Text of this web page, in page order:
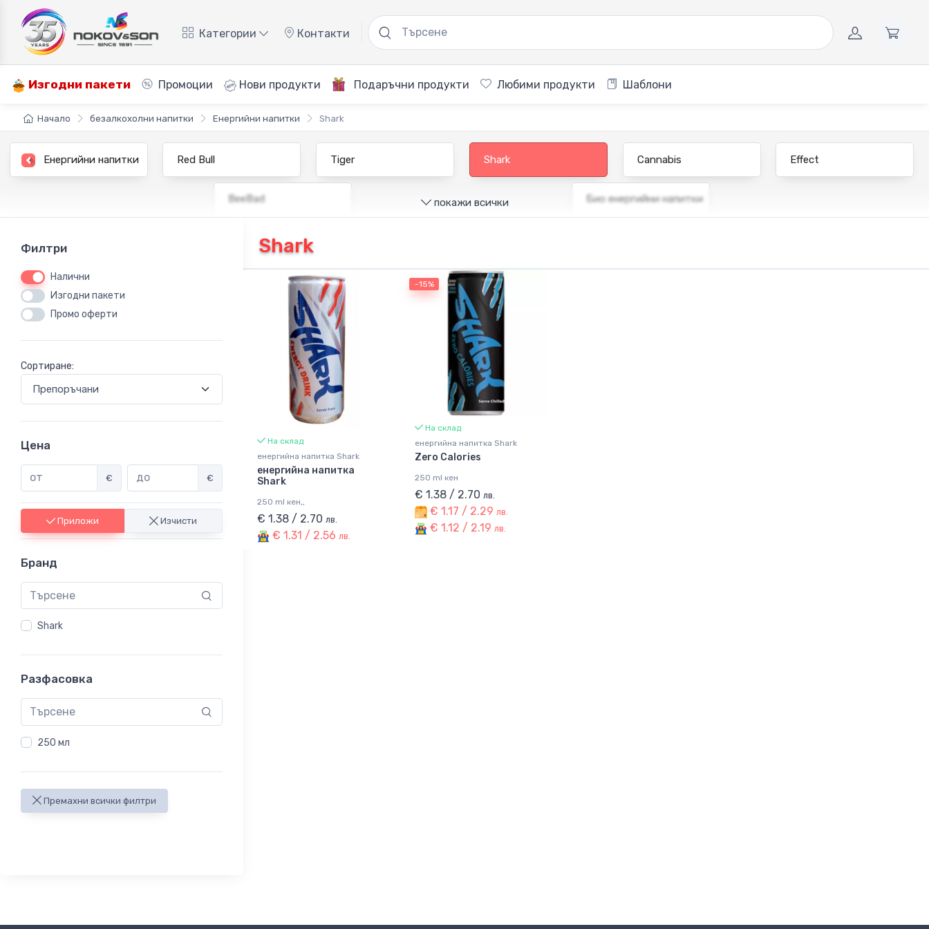
Категории Контакти
Изгодни пакети Промоции Нови продукти Подаръчни продукти Любими продукти Шаблони
Начало безалкохолни напитки Енергийни напитки Shark
Енергийни напитки Red Bull Tiger Shark Cannabis Effect
BeeBad Био енергийни напитки
покажи всички
Филтри
Налични
Изгодни пакети
Промо оферти
Сортиране:
Цена
€ €
Приложи Изчисти
Бранд
Shark
Разфасовка
250 мл
Премахни всички филтри
Shark
На склад
енергийна напитка Shark
енергийна напитка
Shark
250 ml кен,,
€ 1.38 / 2.70 лв.
€ 1.31 / 2.56 лв.
-15%
На склад
енергийна напитка Shark
Zero Calories
250 ml кен
€ 1.38 / 2.70лв.
€ 1.17 / 2.29лв.
€ 1.12 / 2.19лв.